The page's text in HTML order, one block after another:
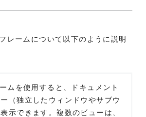
レームについて以下のように説明
ムを使用すると、ドキュメント
（独立したウィンドウやサブウ
示できます。複数のビューは、